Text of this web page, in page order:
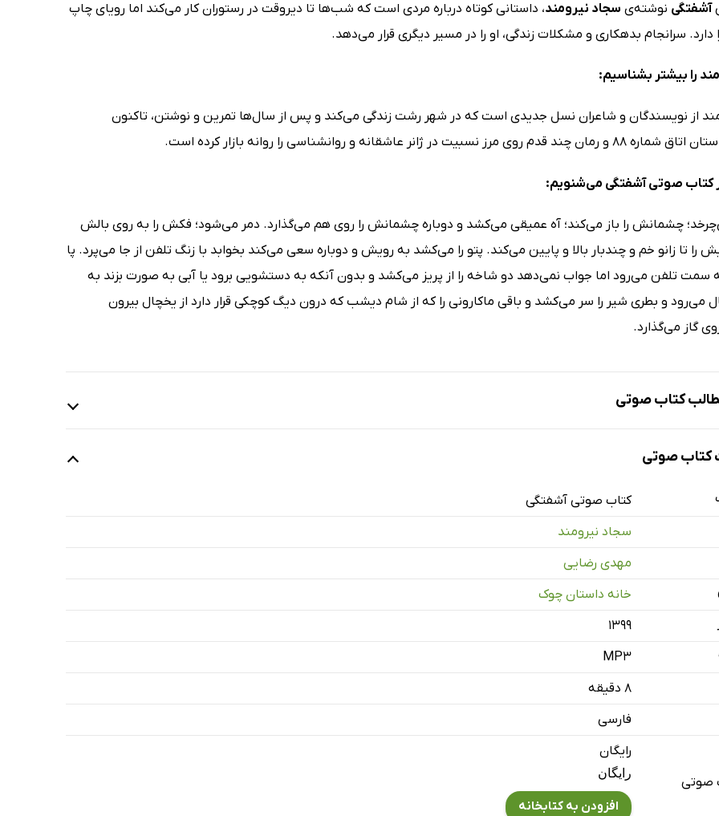
آشفتگی نوشته‌ی سجاد نیرومند، داستانی کوتاه درباره مردی است که شب‌ها تا دیروقت در رستوران کار می‌کند اما رویای چاپ
دارد. سرانجام بدهکاری و مشکلات زندگی، او را در مسیر دیگری قرار می‌دهد.
را بیشتر بشناسیم:
از نویسندگان و شاعران نسل جدیدی است که در شهر رشت زندگی می‌کند و پس از سال‌ها تمرین و نوشتن، تاکنون
مرز نسبیت در ژانر عاشقانه و روانشناسی را روانه بازار کرده است.
کتاب صوتی آشفتگی می‌شنویم:
چشمانش را باز می‌کند؛ آه عمیقی می‌کشد و دوباره چشمانش را روی هم می‌گذارد. دمر می‌شود؛ فکش را به روی بالش
را تا زانو خم و چندبار بالا و پایین می‌کند. پتو را می‌کشد به رویش و دوباره سعی می‌کند بخوابد با زنگ تلفن از جا می‌پرد. پا
سمت تلفن می‌رود اما جواب نمی‌دهد دو شاخه را از پریز می‌کشد و بدون آنکه به دستشویی برود یا آبی به صورت بزند به
و بطری شیر را سر می‌کشد و باقی ماکارونی را که از شام دیشب که درون دیگ کوچکی قرار دارد از یخچال بیرون
گاز می‌گذارد.
کتاب صوتی
صوتی
کتاب صوتی آشفتگی
سجاد نیرومند
مهدی رضایی
خانه داستان چوک
۱۳۹۹
MP3
۸ دقیقه
فارسی
صوتی
رایگان
رایگان
افزودن به کتابخانه